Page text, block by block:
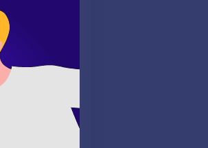
rol oynar.
da